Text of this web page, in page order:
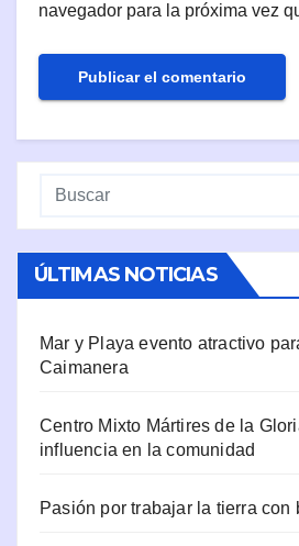
navegador para la próxima vez
ÚLTIMAS NOTICIAS
Mar y Playa evento atractivo
Caimanera
Centro Mixto Mártires de la
influencia en la comunidad
Pasión por trabajar la tierra con